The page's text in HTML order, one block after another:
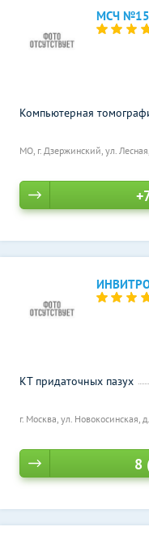
МСЧ
МО, г. Дзержинский, ул.
Компьютерная
ИНВИТРО
г. Москва, ул. Новокосинская,
КТ придаточных пазух
8